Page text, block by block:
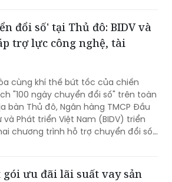
đổi số' tại Thủ đô: BIDV và
trợ lực công nghệ, tài
cùng khí thế bứt tốc của chiến
"100 ngày chuyển đổi số" trên toàn
bàn Thủ đô, Ngân hàng TMCP Đầu
và Phát triển Việt Nam (BIDV) triển
chương trình hỗ trợ chuyển đổi số
gói ưu đãi lãi suất vay sản